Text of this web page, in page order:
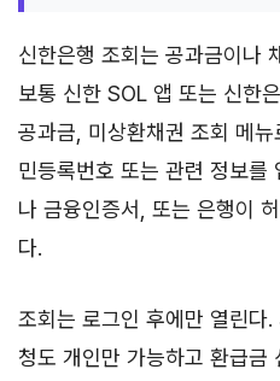
신한은행 조회는 공과금이나
보통 신한 SOL 앱 또는 신한
공과금, 미상환채권 조회 메
민등록번호 또는 관련 정보를
나 금융인증서, 또는 은행이
다.
조회는 로그인 후에만 열린다
청도 개인만 가능하고 환급금